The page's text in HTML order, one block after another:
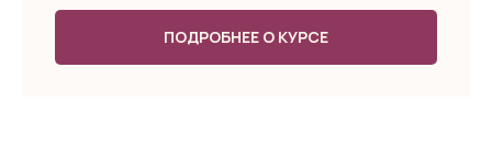
ПОДРОБНЕЕ О КУРСЕ